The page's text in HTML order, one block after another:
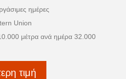
ημέρες
Union
μέτρα ανά ημέρα 32.000
τιμή